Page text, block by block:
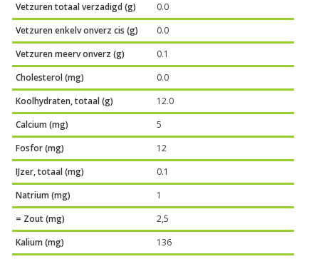
Vetzuren totaal verzadigd (g)
0.0
Vetzuren enkelv onverz cis (g)
0.0
Vetzuren meerv onverz (g)
0.1
Cholesterol (mg)
0.0
Koolhydraten, totaal (g)
12.0
Calcium (mg)
5
Fosfor (mg)
12
IJzer, totaal (mg)
0.1
Natrium (mg)
1
= Zout (mg)
2,5
Kalium (mg)
136